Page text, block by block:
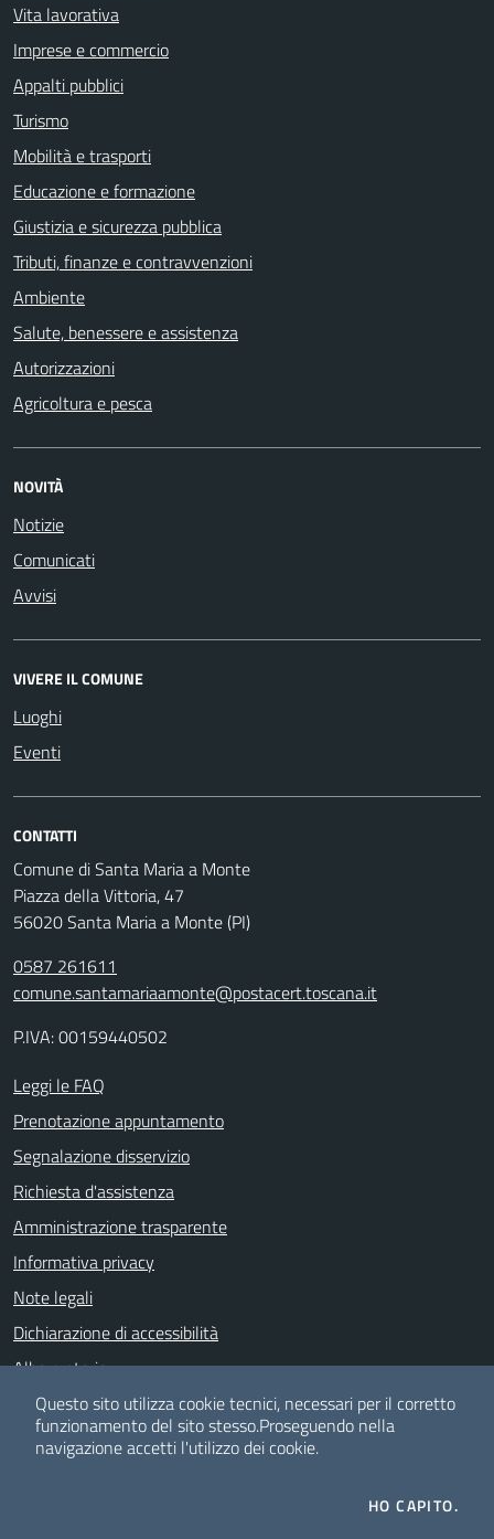
Vita lavorativa
Imprese e commercio
Appalti pubblici
Turismo
Mobilità e trasporti
Educazione e formazione
Giustizia e sicurezza pubblica
Tributi, finanze e contravvenzioni
Ambiente
Salute, benessere e assistenza
Autorizzazioni
Agricoltura e pesca
NOVITÀ
Notizie
Comunicati
Avvisi
VIVERE IL COMUNE
Luoghi
Eventi
CONTATTI
Comune di Santa Maria a Monte
Piazza della Vittoria, 47
56020 Santa Maria a Monte (PI)
0587 261611
comune.santamariaamonte@postacert.toscana.it
P.IVA: 00159440502
Leggi le FAQ
Prenotazione appuntamento
Segnalazione disservizio
Richiesta d'assistenza
Amministrazione trasparente
Informativa privacy
Note legali
Dichiarazione di accessibilità
Albo pretorio
Meccanismo di feedback
Questo sito utilizza cookie tecnici, necessari per il corretto
funzionamento del sito stesso.Proseguendo nella
navigazione accetti l'utilizzo dei cookie.
HO CAPITO.